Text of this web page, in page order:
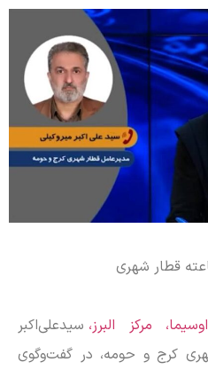
مرکز البرز، سیدعلی‌اکبر
کرج و حومه، در گفت‌وگوی